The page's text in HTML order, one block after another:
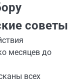
советы
месяцев до
всех